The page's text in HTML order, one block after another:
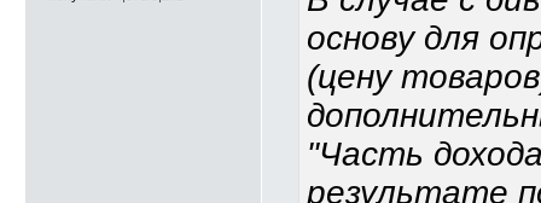
основу для
(цену
"Часть
результате